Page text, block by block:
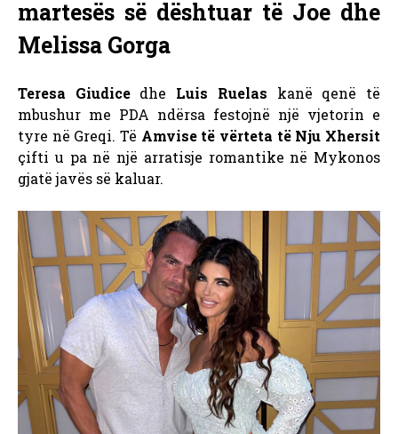
martesës së dështuar të Joe dhe
Melissa Gorga
Teresa Giudicedhe Luis Ruelas kanë qenë të
mbushur me PDA ndërsa festojnë një vjetorin e
tyre në Greqi. Të Amvise të vërteta të Nju Xhersit
çifti u pa në një arratisje romantike në Mykonos
gjatë javës së kaluar.